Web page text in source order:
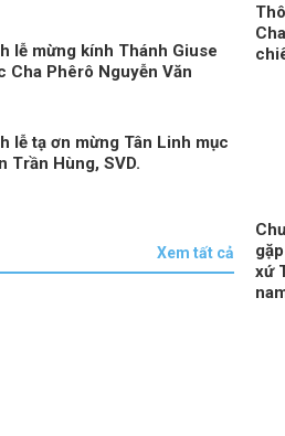
lễ mừng kính Thánh Giuse
Cha Phêrô Nguyễn Văn
lễ tạ ơn mừng Tân Linh mục
Trần Hùng, SVD.
Xem tất cả
xứ